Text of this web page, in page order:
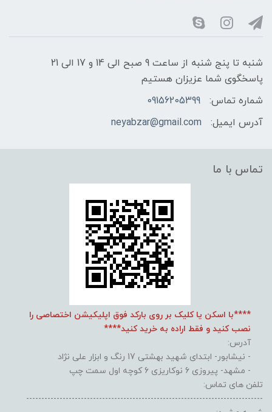
شنبه تا پنج شنبه از ساعت 9 صبح الی 14 و 17 الی 21
پاسخگوی شما عزیزان هستیم
شماره تماس:
09156205399
آدرس ایمیل:
neyabzar@gmail.com
تماس با ما
****با اسکن یا کلیک بر روی بارکد فوق اپلیکیشن اختصاصی را
نصب کنید و فقط اراده به خرید کنید****
آدرس:
- نیشابور- ابتدای شهید بهشتی 17 رنگ و ابزار علی نژاد
- مشهد- پیروزی 6 نوکاریزی 6 کوچه اول سمت چپ
تلفن های تماس:
------------------------------------------------------------------------------